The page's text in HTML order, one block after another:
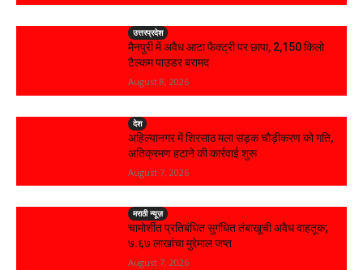
उत्तरप्रदेश
मैनपुरी में अवैध आटा फैक्ट्री पर छापा, 2,150 किलो
टैल्कम पाउडर बरामद
August 8, 2026
देश
अहिल्यानगर में शिरसाठ मला सड़क चौड़ीकरण को गति,
अतिक्रमण हटाने की कार्रवाई शुरू
August 7, 2026
मराठी न्यूज़
चामोर्शीत प्रतिबंधित सुगंधित तंबाखूची अवैध वाहतूक;
₹७.६७ लाखांचा मुद्देमाल जप्त
August 7, 2026